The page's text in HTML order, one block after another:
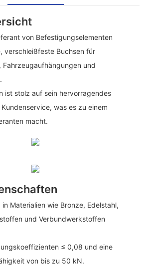
von Befestigungselementen
​​verschleißfeste Buchsen für
Fahrzeugaufhängungen und
ist stolz auf sein hervorragendes
was es zu einem
macht.
Materialien wie Bronze, Edelstahl,
und Verbundwerkstoffen
≤ 0,08 und eine
von bis zu 50 kN.